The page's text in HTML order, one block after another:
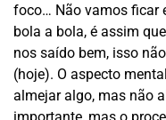
foco… Não vamos ficar
bola a bola, é assim
nos saído bem, isso
(hoje). O aspecto
almejar algo, mas não
importante, mas o